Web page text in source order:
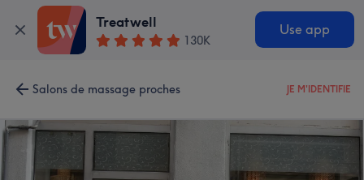
Treatwell
130K
Use app
Salons de massage proches JE M'IDENTIFIE